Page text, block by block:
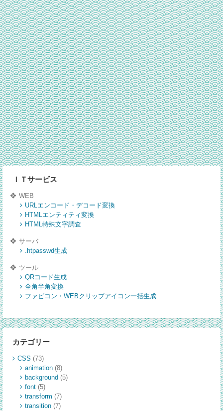
ＩＴサービス
WEB
URLエンコード・デコード変換
HTMLエンティティ変換
HTML特殊文字調査
サーバ
.htpasswd生成
ツール
QRコード生成
全角半角変換
ファビコン・WEBクリップアイコン一括生成
カテゴリー
CSS (73)
animation(8)
background (5)
font(5)
transform (7)
transition(7)